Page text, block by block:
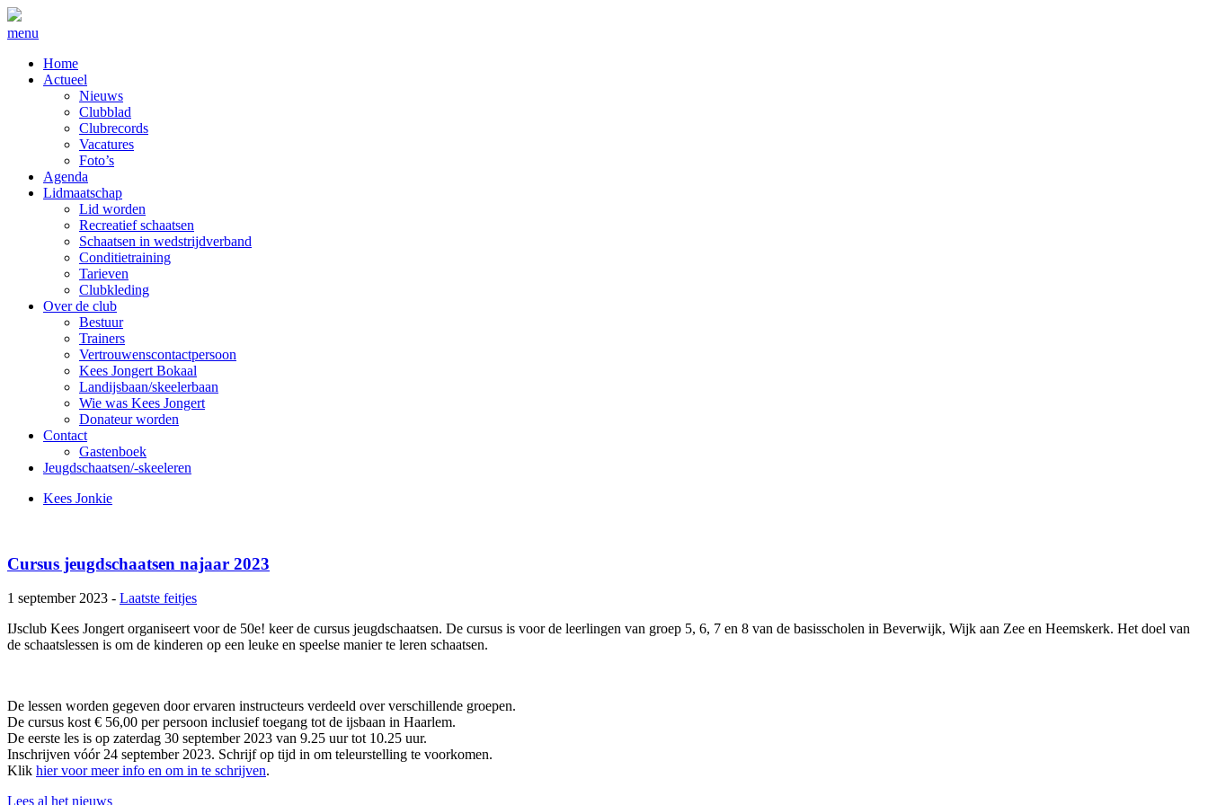
menu
Home
Actueel
Nieuws
Clubblad
Clubrecords
Vacatures
Foto’s
Agenda
Lidmaatschap
Lid worden
Recreatief schaatsen
Schaatsen in wedstrijdverband
Conditietraining
Tarieven
Clubkleding
Over de club
Bestuur
Trainers
Vertrouwenscontactpersoon
Kees Jongert Bokaal
Landijsbaan/skeelerbaan
Wie was Kees Jongert
Donateur worden
Contact
Gastenboek
Jeugdschaatsen/-skeeleren
Kees Jonkie
Cursus jeugdschaatsen najaar 2023
1 september 2023 - Laatste feitjes
IJsclub Kees Jongert organiseert voor de 50e! keer de cursus jeugdschaatsen. De cursus is voor de leerlingen van groep 5, 6, 7 en 8 van de basisscholen in Beverwijk, Wijk aan Zee en Heemskerk. Het doel van
de schaatslessen is om de kinderen op een leuke en speelse manier te leren schaatsen.
De lessen worden gegeven door ervaren instructeurs verdeeld over verschillende groepen.
De cursus kost € 56,00 per persoon inclusief toegang tot de ijsbaan in Haarlem.
De eerste les is op zaterdag 30 september 2023 van 9.25 uur tot 10.25 uur.
Inschrijven vóór 24 september 2023. Schrijf op tijd in om teleurstelling te voorkomen.
Klik hier voor meer info en om in te schrijven.
Lees al het nieuws